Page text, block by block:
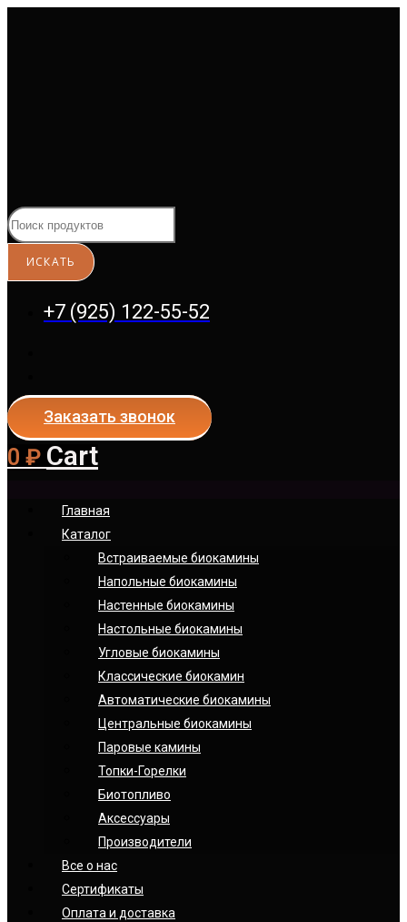
+7 (925) 122-55-52
Заказать звонок
0 ₽ Cart
Главная
Каталог
Встраиваемые биокамины
Напольные биокамины
Настенные биокамины
Настoльные биокамины
Угловые биокамины
Классические биокамин
Автоматические биокамины
Центральные биокамины
Паровые камины
Топки-Горелки
Биотопливо
Аксессуары
Производители
Все о нас
Сертификаты
Оплата и доставка